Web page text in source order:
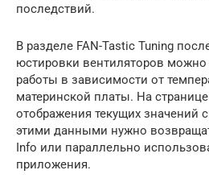
последствий.
В разделе FAN-Tastic Tuning
юстировки вентиляторов можно
работы в зависимости от
материнской платы. На
отображения текущих значений
этими данными нужно
Info или параллельно
приложения.